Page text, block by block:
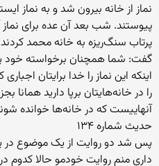
نماز از خانه بیرون شد و به نماز
پیوستند. شب بعد آن عده برای نماز
پرتاب سنگ‌ریزه به خانه محمد
گفت: شما همچنان برخواسته خود
اینکه این نماز را خدا برایتان
را در خانه‌هایتان برپا دارید همانا
حدیث شماره ۱۳۴
پس شد دو روایت از یک موضوع در
داری منم روایت خودمو حالا